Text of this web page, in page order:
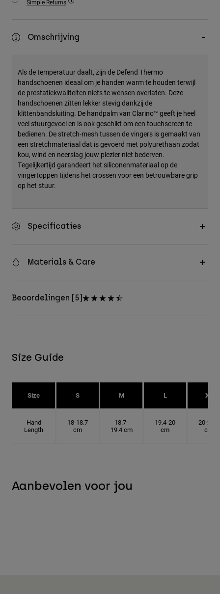
Accessories
Bags & Backpacks
Alles bekijken
Simple Returns
Omschrijving
Als de temperatuur daalt, zijn de Defend Thermo
handschoenen ideaal om je handen warm te houden terwijl
de prestatiekwaliteiten niets te wensen overlaten. Deze
handschoenen zitten lekker stevig dankzij de
klittenbandsluiting. De handpalm van Clarino™ geeft je heel
veel stuurgevoel en is ook geschikt om een touchscreen te
bedienen. De stretch-mesh tussen de vingers is gemaakt van
een stretchmateriaal dat is gevoerd met polyurethaan zodat
kou, wind en neerslag jouw plezier niet bederven.
Tegelijkertijd garandeert het siliconenmateriaal op de
vingertoppen tijdens het crossen voor een betrouwbare grip
op het stuur.
Specificaties
Materials & Care
Beoordelingen [5]
Size Guide
Size S M L XL
Hand
Length
18-18.7
cm
18.7-
19.4 cm
19.4-20
cm
20-20.6
cm
Aanbevolen voor jou